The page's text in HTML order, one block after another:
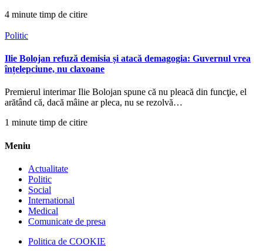
4 minute timp de citire
Politic
Ilie Bolojan refuză demisia și atacă demagogia: Guvernul vrea
înțelepciune, nu claxoane
Premierul interimar Ilie Bolojan spune că nu pleacă din funcţie, el
arătând că, dacă mâine ar pleca, nu se rezolvă…
1 minute timp de citire
Meniu
Actualitate
Politic
Social
International
Medical
Comunicate de presa
Politica de COOKIE